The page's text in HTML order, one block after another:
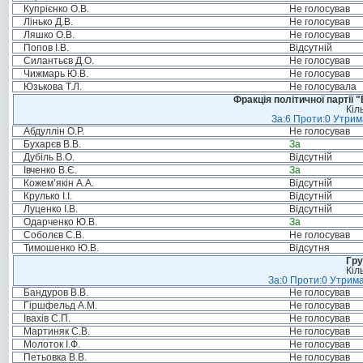
Купрієнко О.В.
Не голосував
Лінько Д.В.
Не голосував
Ляшко О.В.
Не голосував
Попов І.В.
Відсутній
Силантьєв Д.О.
Не голосував
Чижмарь Ю.В.
Не голосував
Юзькова Т.Л.
Не голосувала
Фракція політичної
За:6 Проти:0
Абдуллін О.Р.
Не голосував
Бухарєв В.В.
За
Дубіль В.О.
Відсутній
Івченко В.Є.
За
Кожем’якін А.А.
Відсутній
Крулько І.І.
Відсутній
Луценко І.В.
Відсутній
Одарченко Ю.В.
За
Соболєв С.В.
Не голосував
Тимошенко Ю.В.
Відсутня
За:0 Проти:0
Бандуров В.В.
Не голосував
Гіршфельд А.М.
Не голосував
Івахів С.П.
Не голосував
Мартиняк С.В.
Не голосував
Молоток І.Ф.
Не голосував
Петьовка В.В.
Не голосував